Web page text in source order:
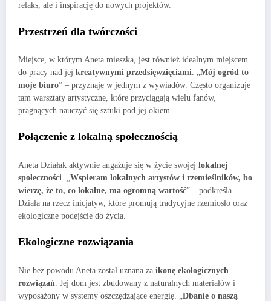
relaks, ale i inspirację do nowych projektów.
Przestrzeń dla twórczości
Miejsce, w którym Aneta mieszka, jest również idealnym miejscem
do pracy nad jej kreatywnymi przedsięwzięciami. „Mój ogród to
moje biuro” – przyznaje w jednym z wywiadów. Często organizuje
tam warsztaty artystyczne, które przyciągają wielu fanów,
pragnących nauczyć się sztuki pod jej okiem.
Połączenie z lokalną społecznością
Aneta Działak aktywnie angażuje się w życie swojej lokalnej
społeczności
Wspieram lokalnych artystów i rzemieślników, bo
wierzę, że to, co lokalne, ma ogromną wartość” – podkreśla.
Działa na rzecz inicjatyw, które promują tradycyjne rzemiosło oraz
ekologiczne podejście do życia.
Ekologiczne rozwiązania
Nie bez powodu Aneta został uznana za ikonę ekologicznych
rozwiązań . Jej dom jest zbudowany z naturalnych materiałów i
wyposażony w systemy oszczędzające energię. „ Dbanie o naszą